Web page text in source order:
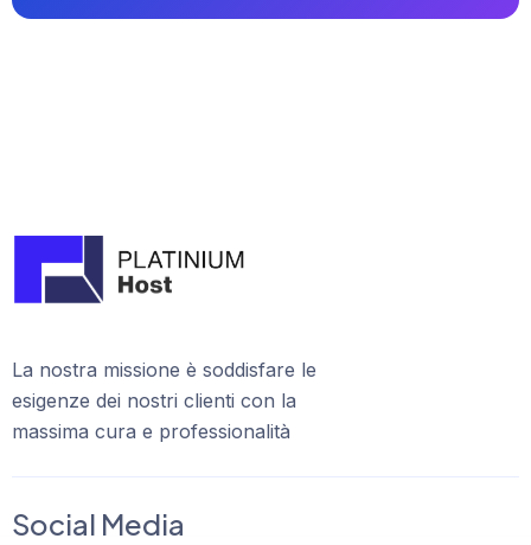
La nostra missione è soddisfare le
esigenze dei nostri clienti con la
massima cura e professionalità
Social Media